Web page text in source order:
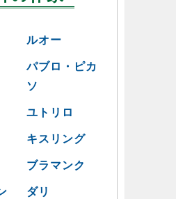
ルオー
パブロ・ピカ
ソ
ユトリロ
キスリング
ブラマンク
ダリ